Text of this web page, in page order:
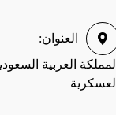
العنوان:
المملكة العربية
العسكرية